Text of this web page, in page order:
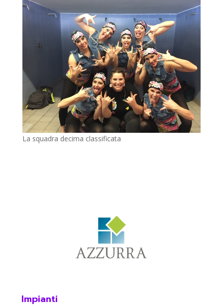
La squadra decima classificata
Impianti